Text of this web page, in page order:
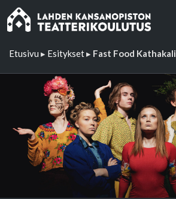
Etusivu ▸ Esitykset▸ Fast Food Kathakali